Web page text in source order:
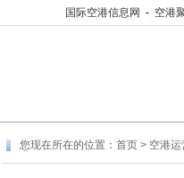
国际空港信息网 - 空港
您现在所在的位置： 首页 > 空港运